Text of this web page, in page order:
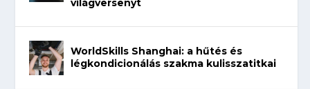
világversenyt
WorldSkills Shanghai: a hűtés és
légkondicionálás szakma kulisszatitkai